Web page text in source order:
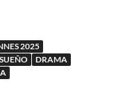
2025
DRAMA